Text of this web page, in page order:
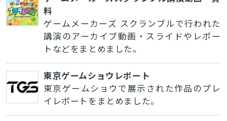
料
ゲームメーカーズ スクランブルで行われた
講演のアーカイブ動画・スライドやレポー
トなどをまとめました。
東京ゲームショウレポート
東京ゲームショウで展示された作品のプレ
イレポートをまとめました。